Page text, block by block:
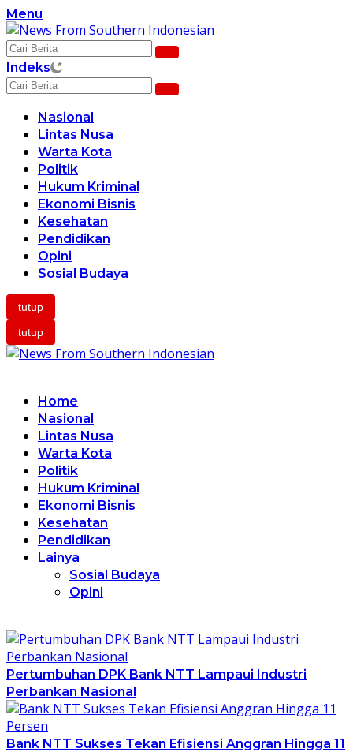
Langsung
ke
konten
Menu
Indeks
Nasional
Lintas Nusa
Warta Kota
Politik
Hukum Kriminal
Ekonomi Bisnis
Kesehatan
Pendidikan
Opini
Sosial Budaya
tutup
tutup
Home
Nasional
Lintas Nusa
Warta Kota
Politik
Hukum Kriminal
Ekonomi Bisnis
Kesehatan
Pendidikan
Lainya
Sosial Budaya
Opini
Pertumbuhan DPK Bank NTT Lampaui Industri
Perbankan Nasional
Bank NTT Sukses Tekan Efisiensi Anggran Hingga 11